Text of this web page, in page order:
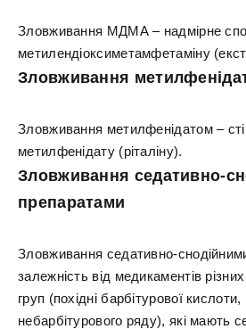
Зловживання МДМА – надмірне
метилендіоксиметамфетаміну
Зловживання
Зловживання метилфенідатом –
метилфенідату (ріталіну).
Зловживання седативно-
препаратами
Зловживання седативно-
залежність від медикаментів
груп (похідні барбітурової
небарбітурового ряду), які мають